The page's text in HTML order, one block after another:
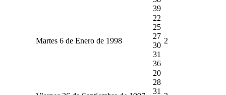
39
Martes 6 de Enero de 1998
22
25
27
30
31
36
2
20
28
31